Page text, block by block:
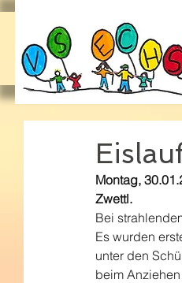
Montag,
Zwettl.
Bei
Es wurden
unter den
beim